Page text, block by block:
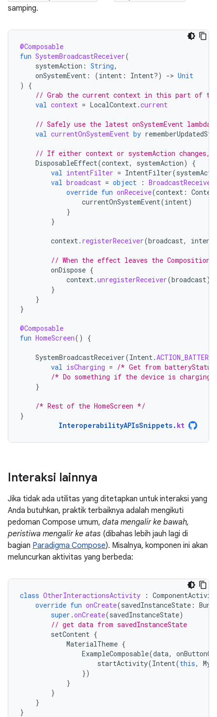
samping.
@Composable
fun SystemBroadcastReceiver(
systemAction : String,
onSystemEvent : (intent : Intent?) -> Unit
)
{
// Grab the current context in this part of
val context = LocalContext.current
// Safely use the latest onSystemEvent
val currentOnSystemEvent by
// If either context or systemAction changes,
DisposableEffect(context, systemAction)
{
val intentFilter = IntentFilter(
val broadcast = object : BroadcastReceiver
override fun onReceive(context :
currentOnSystemEvent(intent)
}
}
context. registerReceiver(broadcast,
// When the effect leaves the Composition,
onDispose {
context.unregisterReceiver(broadcast)
}
}
}
@Composable
fun HomeScreen() {
SystemBroadcastReceiver(Intent.
val isCharging = /* Get from
/* Do something if the device is charging
}
/* Rest of the HomeScreen */
}
InteroperabilityAPIsSnippets. kt
Interaksi lainnya
Jika tidak ada utilitas yang ditetapkan untuk interaksi yang
Anda butuhkan, praktik terbaiknya adalah mengikuti
pedoman Compose umum, data mengalir ke bawah,
peristiwa mengalir ke atas (dibahas lebih jauh lagi di
bagian Paradigma Compose). Misalnya, komponen ini akan
meluncurkan aktivitas yang berbeda:
class OtherInteractionsActivity :
override fun onCreate(savedInstanceState :
super .onCreate(savedInstanceState)
// get data from savedInstanceState
setContent {
MaterialTheme {
ExampleComposable(data,
startActivity(Intent(this,
})
}
}
}
}